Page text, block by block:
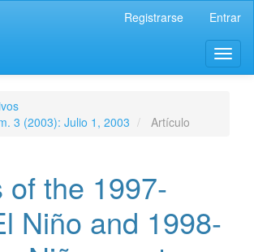
Registrarse Entrar
3 (2003): Julio 1, 2003
Artículo
of the 1997-
Niño and 1998-